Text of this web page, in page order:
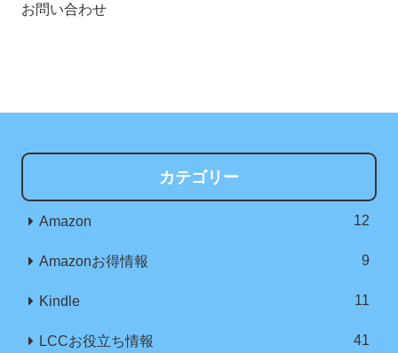
お問い合わせ
カテゴリー
Amazon 12
Amazonお得情報 9
Kindle 11
LCCお役立ち情報 41